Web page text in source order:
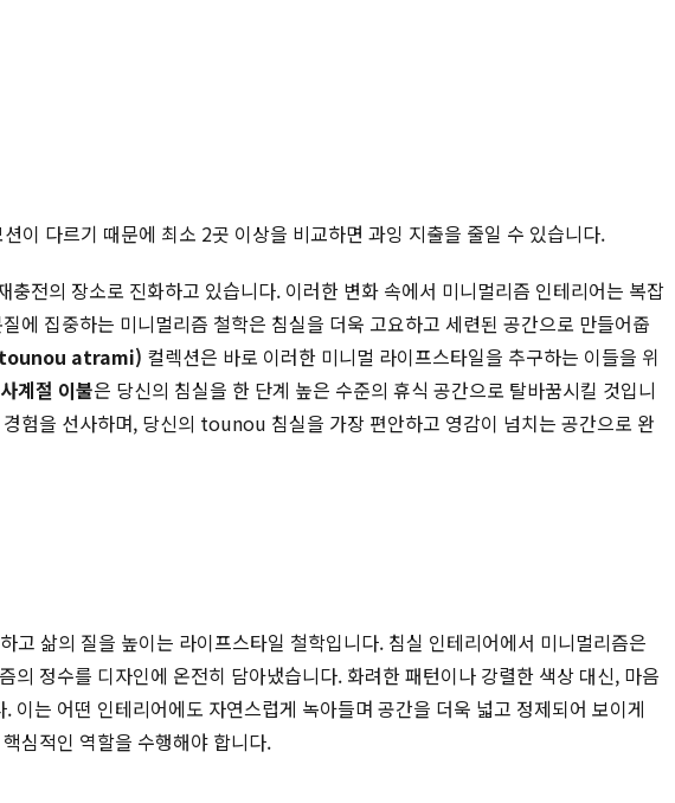
이 다르기 때문에 최소 2곳 이상을 비교하면 과잉 지출을 줄일 수 있습니다.
전의 장소로 진화하고 있습니다. 이러한 변화 속에서 미니멀리즘 인테리어는 복잡
에 집중하는 미니멀리즘 철학은 침실을 더욱 고요하고 세련된 공간으로 만들어줍
atrami) 컬렉션은 바로 이러한 미니멀 라이프스타일을 추구하는 이들을 위
사계절 이불은 당신의 침실을 한 단계 높은 수준의 휴식 공간으로 탈바꿈시킬 것입니
험을 선사하며, 당신의 tounou 침실을 가장 편안하고 영감이 넘치는 공간으로 완
삶의 질을 높이는 라이프스타일 철학입니다. 침실 인테리어에서 미니멀리즘은
정수를 디자인에 온전히 담아냈습니다. 화려한 패턴이나 강렬한 색상 대신, 마음
는 어떤 인테리어에도 자연스럽게 녹아들며 공간을 더욱 넓고 정제되어 보이게
심적인 역할을 수행해야 합니다.